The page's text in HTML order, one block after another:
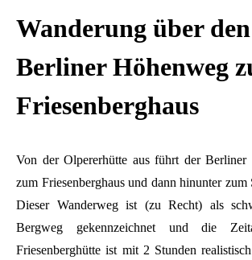
Wanderung über den
Berliner Höhenweg
Friesenberghaus
Von der Olpererhütte aus führt der Berliner
zum Friesenberghaus und dann hinunter zum
Dieser Wanderweg ist (zu Recht) als
Bergweg gekennzeichnet und die
Friesenberghütte ist mit 2 Stunden